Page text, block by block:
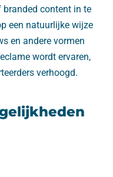
content in te
een natuurlijke wijze
en andere vormen
wordt ervaren,
verhoogd.